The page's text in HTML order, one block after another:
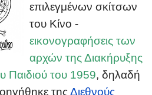
επιλεγμένων σκίτσων
του Κίνο -
εικονογραφήσεις των
αρχών της Διακήρυξης
Παιδιού του 1959, δηλαδή
της Διεθνούς